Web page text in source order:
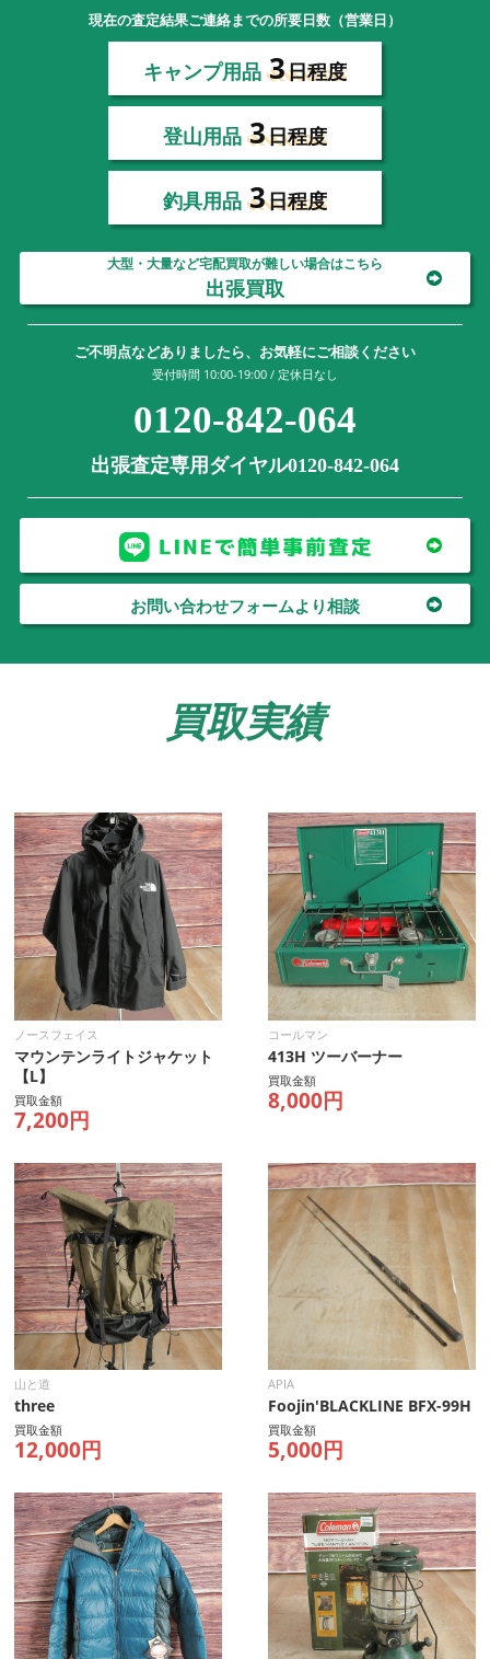
現在の査定結果ご連絡までの所要日数（営業日）
キャンプ用品 3日程度
登山用品 3日程度
釣具用品 3日程度
大型・大量など宅配買取が難しい場合はこちら
出張買取
ご不明点などありましたら、お気軽にご相談ください
受付時間 10:00-19:00 / 定休日なし
0120-842-064
出張査定専用ダイヤル0120-842-064
お問い合わせフォームより相談
買取実績
ノースフェイス
マウンテンライトジャケット
【L】
買取金額
7,200円
コールマン
413H ツーバーナー
買取金額
8,000円
山と道
three
買取金額
12,000円
APIA
Foojin'BLACKLINE BFX-99H
買取金額
5,000円